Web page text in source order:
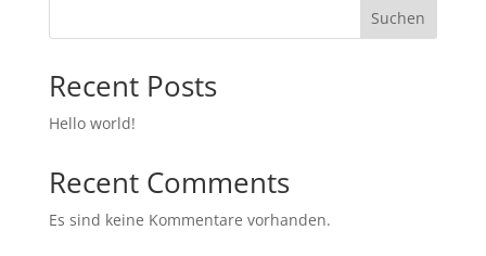
Suchen
Recent Posts
Hello world!
Recent Comments
Es sind keine Kommentare vorhanden.